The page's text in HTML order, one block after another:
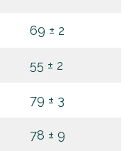
69 ± 2
55 ± 2
79 ± 3
78 ± 9